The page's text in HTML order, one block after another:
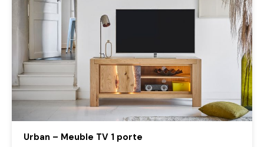
Urban – Meuble TV 1 porte